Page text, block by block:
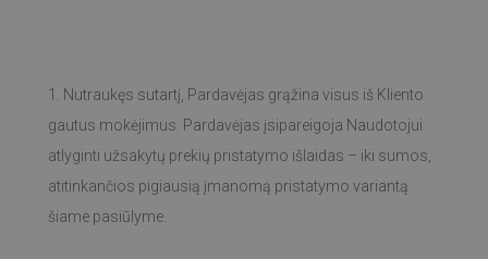
1. Nutraukęs sutartį, Pardavėjas grąžina visus iš Kliento
gautus mokėjimus. Pardavėjas įsipareigoja Naudotojui
atlyginti užsakytų prekių pristatymo išlaidas – iki sumos,
atitinkančios pigiausią įmanomą pristatymo variantą
šiame pasiūlyme.